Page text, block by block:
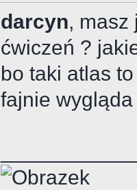
darcyn, masz
ćwiczeń ?
bo taki atlas
fajnie